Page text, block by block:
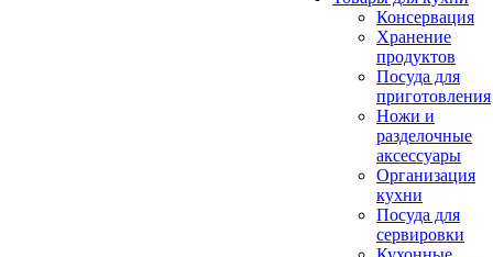
Консервация
Хранение
продуктов
Посуда для
приготовления
Ножи и
разделочные
аксессуары
Организация
кухни
Посуда для
сервировки